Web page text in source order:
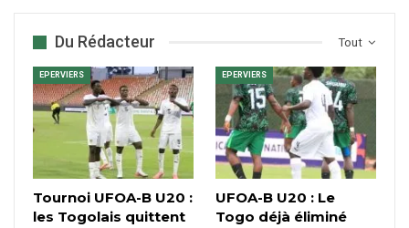
Tout
Du Rédacteur
EPERVIERS
Tournoi UFOA-B U20 :
les Togolais quittent
EPERVIERS
UFOA-B U20 : Le
Togo déjà éliminé